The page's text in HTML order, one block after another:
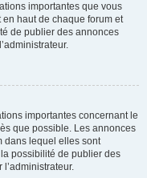
importantes que vous
haut de chaque forum et
de publier des annonces
importantes concernant le
que possible. Les annonces
dans lequel elles sont
possibilité de publier des